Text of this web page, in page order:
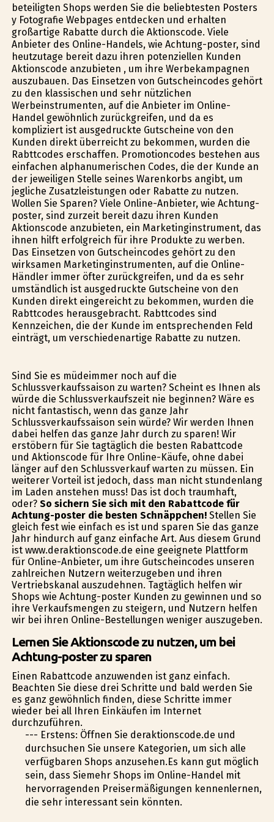
beteiligten Shops werden Sie die beliebtesten Posters
y Fotografie Webpages entdecken und erhalten
großartige Rabatte durch die Aktionscode. Viele
Anbieter des Online-Handels, wie Achtung-poster, sind
heutzutage bereit dazu ihren potenziellen Kunden
Aktionscode anzubieten , um ihre Werbekampagnen
auszubauen. Das Einsetzen von Gutscheincodes gehört
zu den klassischen und sehr nützlichen
Werbeinstrumenten, auf die Anbieter im Online-
Handel gewöhnlich zurückgreifen, und da es
kompliziert ist ausgedruckte Gutscheine von den
Kunden direkt überreicht zu bekommen, wurden die
Rabttcodes erschaffen. Promotioncodes bestehen aus
einfachen alphanumerischen Codes, die der Kunde an
der jeweiligen Stelle seines Warenkorbs angibt, um
jegliche Zusatzleistungen oder Rabatte zu nutzen.
Wollen Sie Sparen? Viele Online-Anbieter, wie Achtung-
poster, sind zurzeit bereit dazu ihren Kunden
Aktionscode anzubieten, ein Marketinginstrument, das
ihnen hilft erfolgreich für ihre Produkte zu werben.
Das Einsetzen von Gutscheincodes gehört zu den
wirksamen Marketinginstrumenten, auf die Online-
Händler immer öfter zurückgreifen, und da es sehr
umständlich ist ausgedruckte Gutscheine von den
Kunden direkt eingereicht zu bekommen, wurden die
Rabttcodes herausgebracht. Rabttcodes sind
Kennzeichen, die der Kunde im entsprechenden Feld
einträgt, um verschiedenartige Rabatte zu nutzen.
Sind Sie es müdeimmer noch auf die
Schlussverkaufssaison zu warten? Scheint es Ihnen als
würde die Schlussverkaufszeit nie beginnen? Wäre es
nicht fantastisch, wenn das ganze Jahr
Schlussverkaufssaison sein würde? Wir werden Ihnen
dabei helfen das ganze Jahr durch zu sparen! Wir
erstöbern für Sie tagtäglich die besten Rabattcode
und Aktionscode für Ihre Online-Käufe, ohne dabei
länger auf den Schlussverkauf warten zu müssen. Ein
weiterer Vorteil ist jedoch, dass man nicht stundenlang
im Laden anstehen muss! Das ist doch traumhaft,
oder? So sichern Sie sich mit den Rabattcode für
Achtung-poster die besten Schnäppchen!Stellen Sie
gleich fest wie einfach es ist und sparen Sie das ganze
Jahr hindurch auf ganz einfache Art. Aus diesem Grund
ist www.deraktionscode.de eine geeignete Plattform
für Online-Anbieter, um ihre Gutscheincodes unseren
zahlreichen Nutzern weiterzugeben und ihren
Vertriebskanal auszudehnen. Tagtäglich helfen wir
Shops wie Achtung-poster Kunden zu gewinnen und so
ihre Verkaufsmengen zu steigern, und Nutzern helfen
wir bei ihren Online-Bestellungen weniger auszugeben.
Lernen Sie Aktionscode zu nutzen, um bei
Achtung-poster zu sparen
Einen Rabattcode anzuwenden ist ganz einfach.
Beachten Sie diese drei Schritte und bald werden Sie
es ganz gewöhnlich finden, diese Schritte immer
wieder bei all Ihren Einkäufen im Internet
durchzuführen.
--- Erstens: Öffnen Sie deraktionscode.de und
durchsuchen Sie unsere Kategorien, um sich alle
verfügbaren Shops anzusehen.Es kann gut möglich
sein, dass Siemehr Shops im Online-Handel mit
hervorragenden Preisermäßigungen kennenlernen,
die sehr interessant sein könnten.